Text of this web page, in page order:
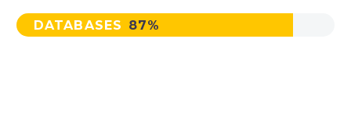
DATABASES 87%